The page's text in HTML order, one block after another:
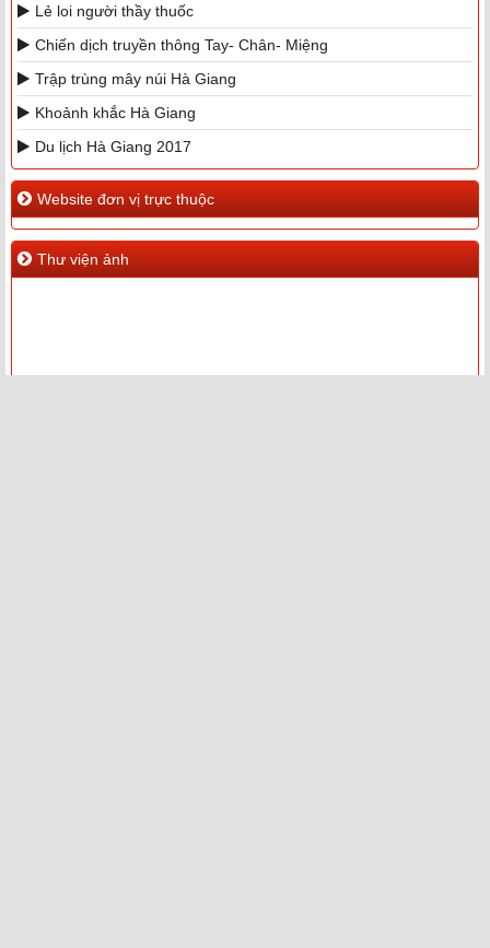
Lẻ loi người thầy thuốc
Chiến dịch truyền thông Tay- Chân- Miệng
Trập trùng mây núi Hà Giang
Khoảnh khắc Hà Giang
Du lịch Hà Giang 2017
Website đơn vị trực thuộc
Thư viện ảnh